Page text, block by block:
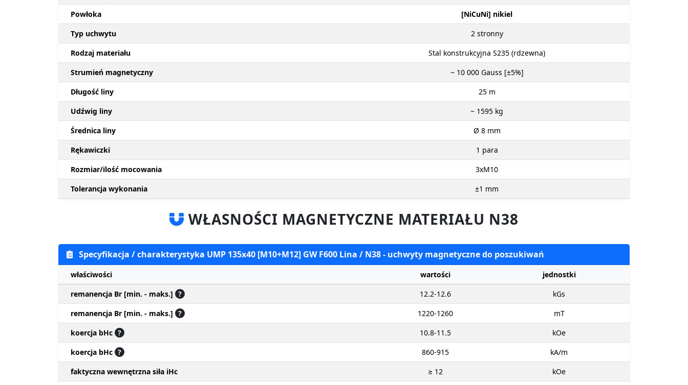
Powłoka
[NiCuNi] nikiel
Typ uchwytu
2 stronny
Rodzaj materiału
Stal konstrukcyjna S235 (rdzewna)
Strumień magnetyczny
~ 10 000 Gauss [±5%]
Długość liny
25 m
Udźwig liny
~ 1595 kg
Średnica liny
Ø 8 mm
Rękawiczki
1 para
Rozmiar/ilość mocowania
3xM10
Tolerancja wykonania
±1 mm
WŁASNOŚCI MAGNETYCZNE MATERIAŁU N38
Specyfikacja / charakterystyka UMP 135x40 [M10+M12] GW F600 Lina / N38 - uchwyty magnetyczne do poszukiwań
właściwości wartości
jednostki
remanencja Br [min. - maks.] ? 12.2-12.6
kGs
remanencja Br [min. - maks.] ? 1220-1260
mT
koercja bHc ? 10.8-11.5
kOe
koercja bHc ? 860-915
kA/m
faktyczna wewnętrzna siła iHc
≥ 12
kOe